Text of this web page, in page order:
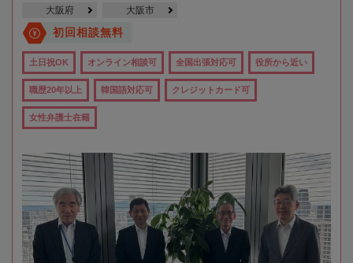
大阪府 大阪市
初回相談無料
土日祝OK オンライン相談可 全国出張対応可 役所から近い
職歴20年以上 韓国語対応可 クレジットカード可
女性弁護士在籍